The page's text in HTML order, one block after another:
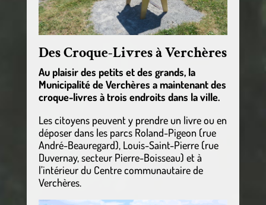
Des Croque-Livres à Verchères
Au plaisir des petits et des grands, la
Municipalité de Verchères a maintenant des
croque-livres à trois endroits dans la ville.
Les citoyens peuvent y prendre un livre ou en
déposer dans les parcs Roland-Pigeon (rue
André-Beauregard), Louis-Saint-Pierre (rue
Duvernay, secteur Pierre-Boisseau) et à
l’intérieur du Centre communautaire de
Verchères.